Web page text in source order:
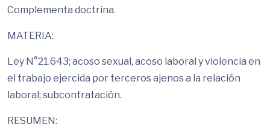
Complementa doctrina.
MATERIA:
Ley N°21.643; acoso sexual, acoso laboral y violencia en
el trabajo ejercida por terceros ajenos a la relación
laboral; subcontratación.
RESUMEN: